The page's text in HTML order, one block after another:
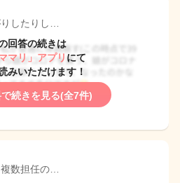
したりし…
回答の続きは
マリ」アプリ にて
みいただけます！
続きを見る(全7件)
数担任の…